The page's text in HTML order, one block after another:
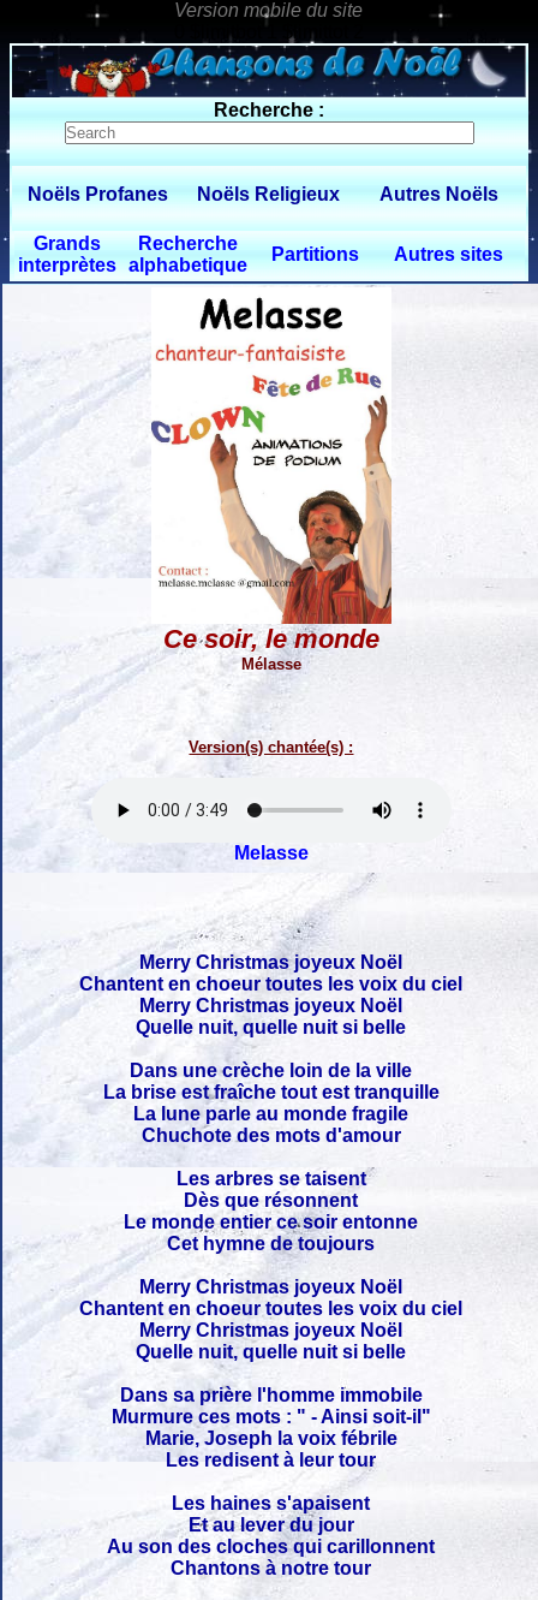
0 $limitbot 1 $limittot 2
Recherche :
Noëls Profanes Noëls Religieux Autres Noëls
Grands
interprètes
Recherche
alphabetique
Partitions Autres sites
Ce soir, le monde
Mélasse
Version(s) chantée(s) :
Melasse
Merry Christmas joyeux Noël
Chantent en choeur toutes les voix du ciel
Merry Christmas joyeux Noël
Quelle nuit, quelle nuit si belle
Dans une crèche loin de la ville
La brise est fraîche tout est tranquille
La lune parle au monde fragile
Chuchote des mots d'amour
Les arbres se taisent
Dès que résonnent
Le monde entier ce soir entonne
Cet hymne de toujours
Merry Christmas joyeux Noël
Chantent en choeur toutes les voix du ciel
Merry Christmas joyeux Noël
Quelle nuit, quelle nuit si belle
Dans sa prière l'homme immobile
Murmure ces mots : " - Ainsi soit-il"
Marie, Joseph la voix fébrile
Les redisent à leur tour
Les haines s'apaisent
Et au lever du jour
Au son des cloches qui carillonnent
Chantons à notre tour